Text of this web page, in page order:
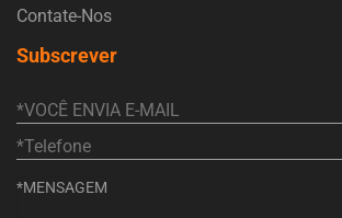
Contate-Nos
Subscrever